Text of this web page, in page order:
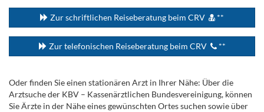
Zur schriftlichen Reiseberatung beim CRV **
Zur telefonischen Reiseberatung beim CRV **
Oder finden Sie einen stationären Arzt in Ihrer Nähe: Über die
Arztsuche der KBV – Kassenärztlichen Bundesvereinigung, können
Sie Ärzte in der Nähe eines gewünschten Ortes suchen sowie über